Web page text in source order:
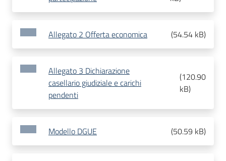
Allegato 2 Offerta economica (54.54 kB)
Allegato 3 Dichiarazione
casellario giudiziale e carichi
pendenti
(120.90
kB)
Modello DGUE (50.59 kB)